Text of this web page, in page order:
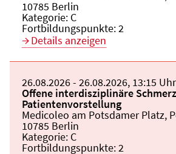
10785 Berlin
Kategorie: C
Fortbildungspunkte:2
Details anzeigen
Beginn:
26.08.2026Ende und Anfangszeit:
- 26.08.2026, 13:15 Uhr
Veranstaltungstitel:
Offene interdisziplinäre
Patientenvorstellung
Veranstaltungsort:
Medicoleo am Potsdamer Platz,
10785 Berlin
Kategorie: C
Fortbildungspunkte:2